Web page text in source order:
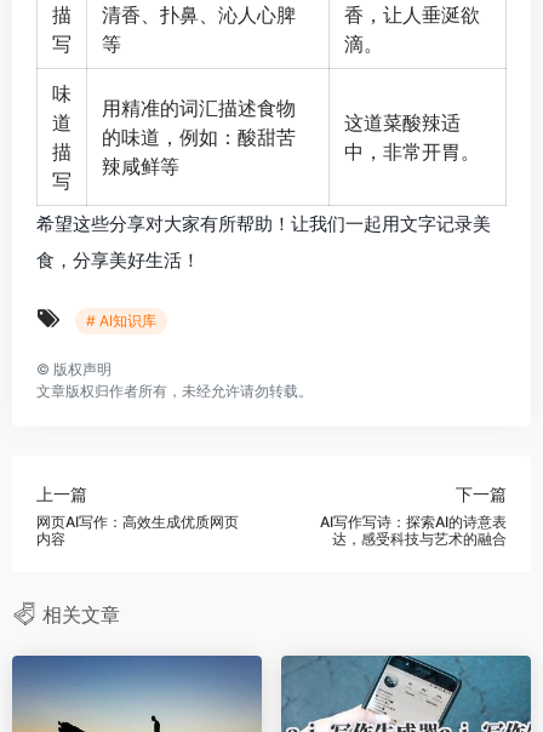
描
写
清香、扑鼻、沁人心脾
等
香，让人垂涎欲
滴。
味
道
描
写
用精准的词汇描述食物
的味道，例如：酸甜苦
辣咸鲜等
这道菜酸辣适
中，非常开胃。
希望这些分享对大家有所帮助！让我们一起用文字记录美
食，分享美好生活！
# AI知识库
© 版权声明
文章版权归作者所有，未经允许请勿转载。
上一篇
网页AI写作：高效生成优质网页
内容
下一篇
AI写作写诗：探索AI的诗意表
达，感受科技与艺术的融合
相关文章